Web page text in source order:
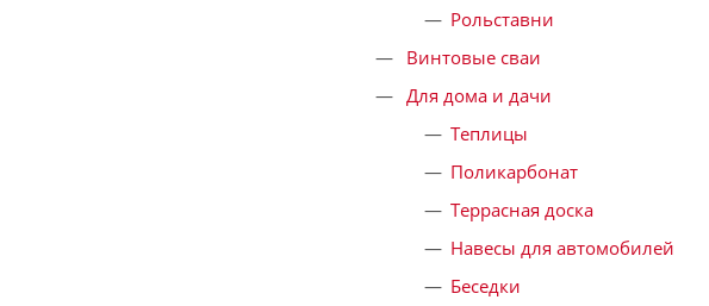
Рольставни
Винтовые сваи
Для дома и дачи
Теплицы
Поликарбонат
Террасная доска
Навесы для автомобилей
Беседки